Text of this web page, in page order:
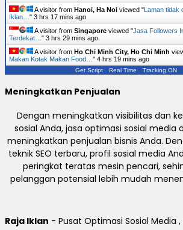
A visitor from Hanoi, Ha Noi viewed "Laman tidak
Iklan… " 3 hrs 17 mins ago
A visitor from Singapore viewed "Jasa Followers
Terdekat… " 3 hrs 29 mins ago
A visitor from Ho Chi Minh City, Ho Chi Minh
Makan Kotak Makan Food… " 4 hrs 19 mins ago
Get Script Real Time Tracking ON
Meningkatkan Penjualan
Dengan meningkatkan visibilitas dan
sosial Anda, jasa optimasi sosial
meningkatkan penjualan bisnis Anda.
teknik SEO terbaru, profil sosial media
peringkat teratas mesin pencari,
pelanggan potensial lebih mudah
Raja Iklan - Pusat Optimasi Sosial Media